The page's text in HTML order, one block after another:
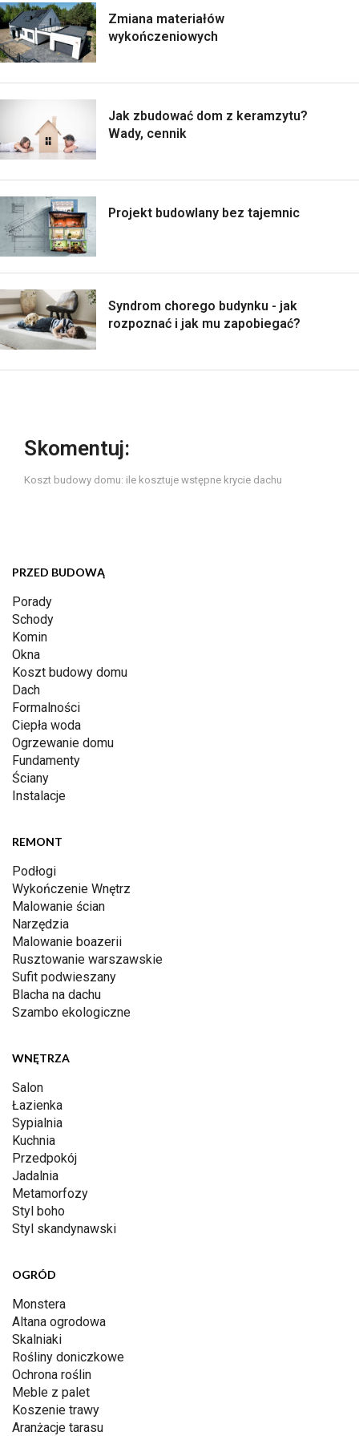
Zmiana materiałów
wykończeniowych
Jak zbudować dom z keramzytu?
Wady, cennik
Projekt budowlany bez tajemnic
Syndrom chorego budynku - jak
rozpoznać i jak mu zapobiegać?
Skomentuj:
Koszt budowy domu: ile kosztuje wstępne krycie dachu
PRZED BUDOWĄ
Porady
Schody
Komin
Okna
Koszt budowy domu
Dach
Formalności
Ciepła woda
Ogrzewanie domu
Fundamenty
Ściany
Instalacje
REMONT
Podłogi
Wykończenie Wnętrz
Malowanie ścian
Narzędzia
Malowanie boazerii
Rusztowanie warszawskie
Sufit podwieszany
Blacha na dachu
Szambo ekologiczne
WNĘTRZA
Salon
Łazienka
Sypialnia
Kuchnia
Przedpokój
Jadalnia
Metamorfozy
Styl boho
Styl skandynawski
OGRÓD
Monstera
Altana ogrodowa
Skalniaki
Rośliny doniczkowe
Ochrona roślin
Meble z palet
Koszenie trawy
Aranżacje tarasu